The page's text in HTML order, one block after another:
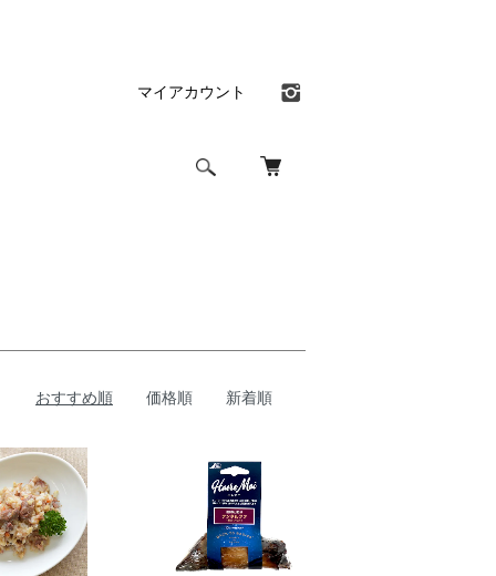
マイアカウント
おすすめ順 価格順 新着順